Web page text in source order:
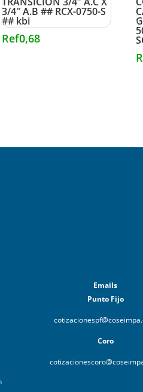
3/4″ A.B ## RCX-0750-S
## kbi
Ref0,68
Emails
Punto Fijo
Coro